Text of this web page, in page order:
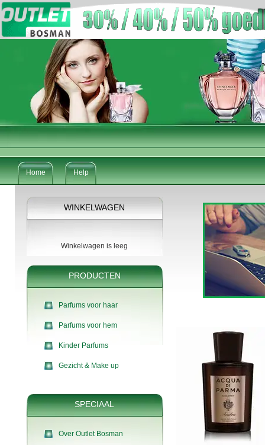
Home Help
WINKELWAGEN
Winkelwagen is leeg
PRODUCTEN
Parfums voor haar
Parfums voor hem
Kinder Parfums
Gezicht & Make up
SPECIAAL
Over Outlet Bosman